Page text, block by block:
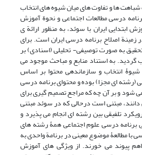
ها و تفاوت های میان شیوه های انتخاب
درسی مطالعات اجتماعی و نحوة آموزش
ابتدایی ایران با سوئد، به منظور ارائة ی
زمینة اصلاح برنامه درسی ایران است. برای
به صورت توصیفی- تحلیلی (اسنادی) بر
گردید. به استناد منابع و مباحث موجود می
انتخاب و سازماندهی محتوا بر اساس
ای مجزا) بوده و محتوای برنامه درسی
شود و بر آن چه که مراجع تصمیم گیری برای
مبتنی است درحالی که در سوئد مبتنی
تلفیقی بین رشته ای انجام می پذیرد و
برنامه درسی علوم اجتماعی همۀ رشته های
با مطالعۀ موضوع معینی در برنامة واحدی به
پیوند می خورند. از ویژگی های آموزش